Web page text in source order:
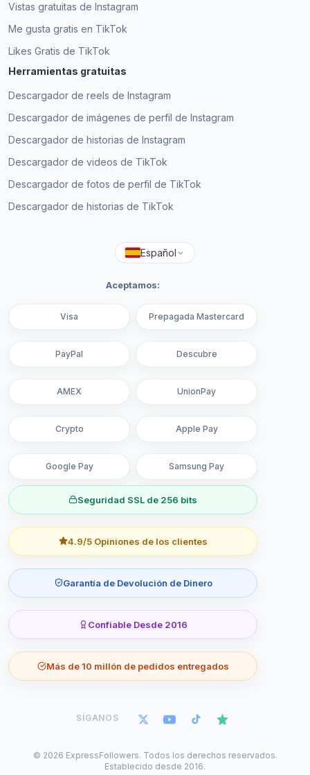
Vistas gratuitas de Instagram
Me gusta gratis en TikTok
Likes Gratis de TikTok
Herramientas gratuitas
Descargador de reels de Instagram
Descargador de imágenes de perfil de Instagram
Descargador de historias de Instagram
Descargador de videos de TikTok
Descargador de fotos de perfil de TikTok
Descargador de historias de TikTok
Español
Aceptamos:
Visa Prepagada Mastercard
PayPal Descubre
AMEX UnionPay
Crypto Apple Pay
Google Pay Samsung Pay
Seguridad SSL de 256 bits
4.9/5 Opiniones de los clientes
Garantía de Devolución de Dinero
Confiable Desde 2016
Más de 10 millón de pedidos entregados
SÍGANOS
© 2026 ExpressFollowers. Todos los derechos reservados.
Establecido desde 2016.